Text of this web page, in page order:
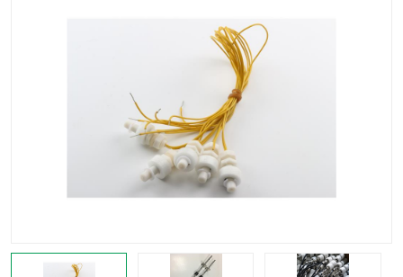
浮球阀
转速表